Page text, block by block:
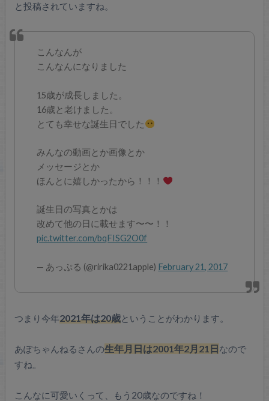
と投稿されていますね。
こんなんが
こんなんになりました
15歳が成長しました。
16歳と老けました。
とても幸せな誕生日でした
みんなの動画とか画像とか
メッセージとか
ほんとに嬉しかったから！！！
誕生日の写真とかは
改めて他の日に載せます〜〜！！
pic.twitter.com/bqFISG2O0f
— あっぷる (@ririka0221apple) February 21, 2017
つまり今年2021年は20歳ということがわかります。
あぽちゃんねるさんの生年月日は2001年2月21日 なので
すね。
こんなに可愛いくって、もう20歳なのですね！